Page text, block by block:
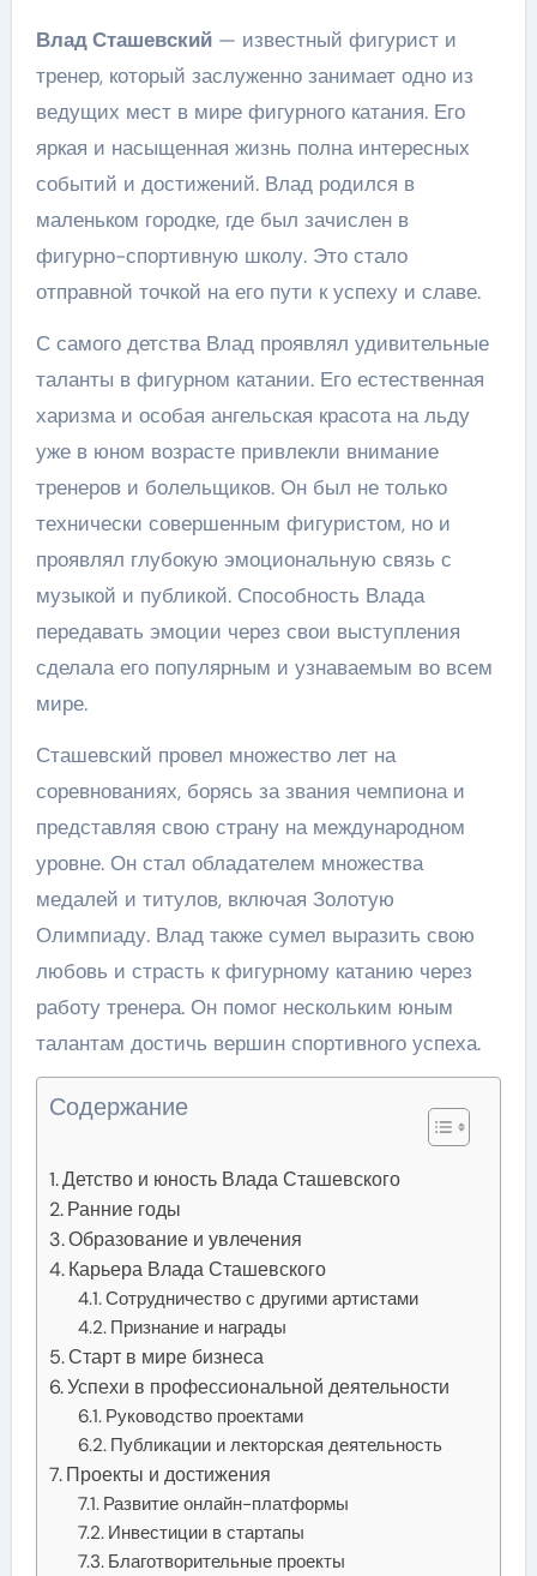
Влад Сташевский— известный фигурист и
тренер, который заслуженно занимает одно из
ведущих мест в мире фигурного катания. Его
яркая и насыщенная жизнь полна интересных
событий и достижений. Влад родился в
маленьком городке, где был зачислен в
фигурно-спортивную школу. Это стало
отправной точкой на его пути к успеху и славе.
С самого детства Влад проявлял удивительные
таланты в фигурном катании. Его естественная
харизма и особая ангельская красота на льду
уже в юном возрасте привлекли внимание
тренеров и болельщиков. Он был не только
технически совершенным фигуристом, но и
проявлял глубокую эмоциональную связь с
музыкой и публикой. Способность Влада
передавать эмоции через свои выступления
сделала его популярным и узнаваемым во всем
мире.
Сташевский провел множество лет на
соревнованиях, борясь за звания чемпиона и
представляя свою страну на международном
уровне. Он стал обладателем множества
медалей и титулов, включая Золотую
Олимпиаду. Влад также сумел выразить свою
любовь и страсть к фигурному катанию через
работу тренера. Он помог нескольким юным
талантам достичь вершин спортивного успеха.
Содержание
Детство и юность Влада Сташевского
Ранние годы
Образование и увлечения
Карьера Влада Сташевского
Сотрудничество с другими артистами
Признание и награды
Старт в мире бизнеса
Успехи в профессиональной деятельности
Руководство проектами
Публикации и лекторская деятельность
Проекты и достижения
Развитие онлайн-платформы
Инвестиции в стартапы
Благотворительные проекты